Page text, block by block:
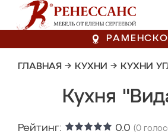
ГЛАВНАЯ → КУХНИ → КУХНИ
Кухня
Рейтинг: 0.0 (0